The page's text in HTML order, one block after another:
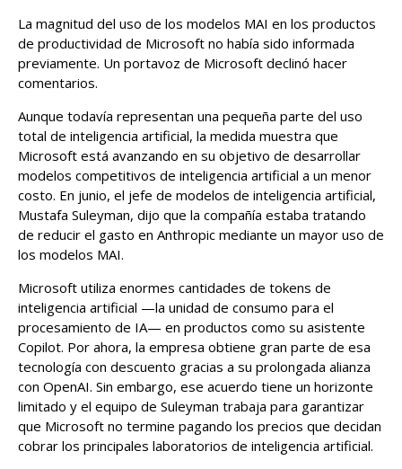
La magnitud del uso de los modelos MAI en los productos
de productividad de Microsoft no había sido informada
previamente. Un portavoz de Microsoft declinó hacer
comentarios.
Aunque todavía representan una pequeña parte del uso
total de inteligencia artificial, la medida muestra que
Microsoft está avanzando en su objetivo de desarrollar
modelos competitivos de inteligencia artificial a un menor
costo. En junio, el jefe de modelos de inteligencia artificial,
Mustafa Suleyman, dijo que la compañía estaba tratando
de reducir el gasto en Anthropic mediante un mayor uso de
los modelos MAI.
Microsoft utiliza enormes cantidades de tokens de
inteligencia artificial —la unidad de consumo para el
procesamiento de IA— en productos como su asistente
Copilot. Por ahora, la empresa obtiene gran parte de esa
tecnología con descuento gracias a su prolongada alianza
con OpenAI. Sin embargo, ese acuerdo tiene un horizonte
limitado y el equipo de Suleyman trabaja para garantizar
que Microsoft no termine pagando los precios que decidan
cobrar los principales laboratorios de inteligencia artificial.